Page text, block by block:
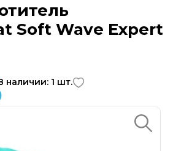
Soft Wave Expert
наличии: 1 шт.